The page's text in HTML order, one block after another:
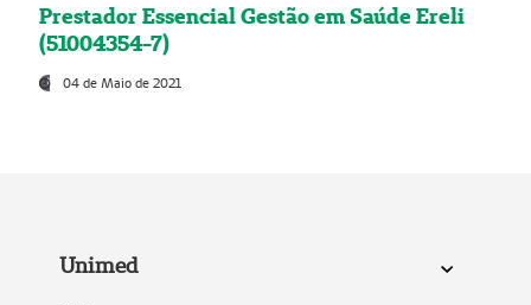
Prestador Essencial Gestão em Saúde Ereli
(51004354-7)
04 de Maio de 2021
Unimed